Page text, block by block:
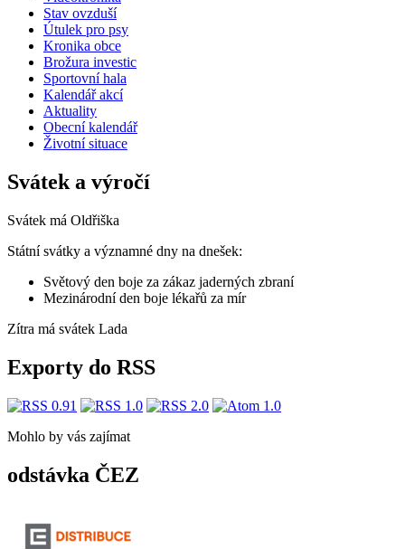
Stav ovzduší
Útulek pro psy
Kronika obce
Brožura investic
Sportovní hala
Kalendář akcí
Aktuality
Obecní kalendář
Životní situace
Svátek a výročí
Svátek má Oldřiška
Státní svátky a významné dny na dnešek:
Světový den boje za zákaz jaderných zbraní
Mezinárodní den boje lékařů za mír
Zítra má svátek Lada
Exporty do RSS
Mohlo by vás zajímat
odstávka ČEZ